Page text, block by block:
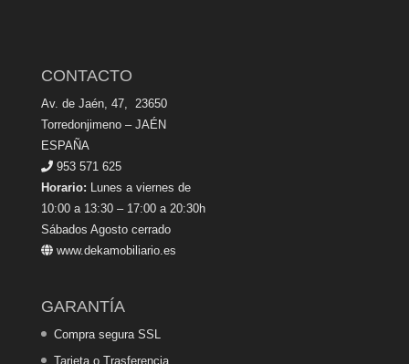
CONTACTO
Av. de Jaén, 47, 23650
Torredonjimeno – JAÉN
ESPAÑA
953 571 625
Horario: Lunes a viernes de
10:00 a 13:30 – 17:00 a 20:30h
Sábados Agosto cerrado
www.dekamobiliario.es
GARANTÍA
Compra segura SSL
Tarjeta o Trasferencia